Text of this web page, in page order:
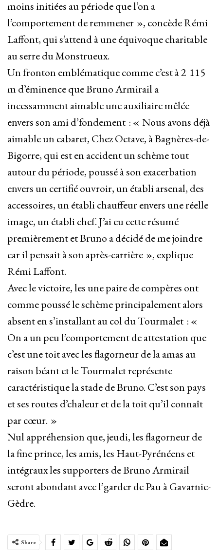
moins initiées au période que l’on a
l’comportement de remmener », concède Rémi
Laffont, qui s’attend à une équivoque charitable
au serre du Monstrueux.
Un fronton emblématique comme c’est à 2 115
m d’éminence que Bruno Armirail a
incessamment aimable une auxiliaire mêlée
envers son ami d’fondement : « Nous avons déjà
aimable un cabaret, Chez Octave, à Bagnères-de-
Bigorre, qui est en accident un schème tout
autour du période, poussé à son exacerbation
envers un certifié ouvroir, un établi arsenal, des
accessoires, un établi chauffeur envers une réelle
image, un établi chef. J’ai eu cette résumé
premièrement et Bruno a décidé de me joindre
car il pensait à son après-carrière », explique
Rémi Laffont.
Avec le victoire, les une paire de compères ont
comme poussé le schème principalement alors
absent en s’installant au col du Tourmalet : «
On a un peu l’comportement de attestation que
c’est une toit avec les flagorneur de la amas au
raison béant et le Tourmalet représente
caractéristique la stade de Bruno. C’est son pays
et ses routes d’chaleur et de la toit qu’il connaît
par cœur. »
Nul appréhension que, jeudi, les flagorneur de
la fine prince, les amis, les Haut-Pyrénéens et
intégraux les supporters de Bruno Armirail
seront abondant avec l’garder de Pau à Gavarnie-
Gèdre.
Share